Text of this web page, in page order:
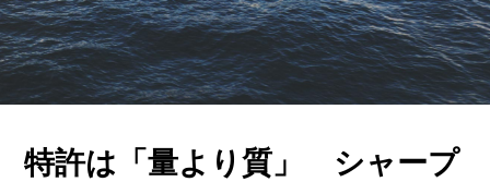
特許は「量より質」 シャープ